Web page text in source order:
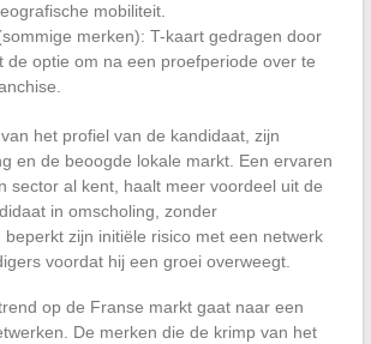
mobiliteit.
merken): T-kaart gedragen door
de optie om na een proefperiode over te
het profiel van de kandidaat, zijn
en de beoogde lokale markt. Een ervaren
sector al kent, haalt meer voordeel uit de
in omscholing, zonder
beperkt zijn initiële risico met een netwerk
voordat hij een groei overweegt.
op de Franse markt gaat naar een
De merken die de krimp van het